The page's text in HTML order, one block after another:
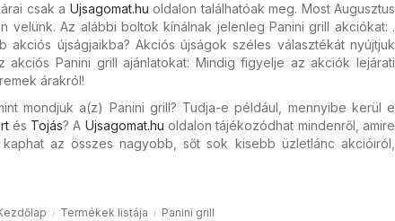
csak a Ujsagomat.hu oldalon találhatóak meg. Most Augusztus
velünk. Az alábbi boltok kínálnak jelenleg Panini grill akciókat: .
akciós újságjaikba? Akciós újságok széles választékát nyújtjuk
akciós Panini grill ajánlatokat: Mindig figyelje az akciók lejárati
árakról!
mondjuk a(z) Panini grill? Tudja-e például, mennyibe kerül e
és Tojás? A Ujsagomat.hu oldalon tájékozódhat mindenről, amire
az összes nagyobb, sőt sok kisebb üzletlánc akcióiról,
Termékek listája Panini grill